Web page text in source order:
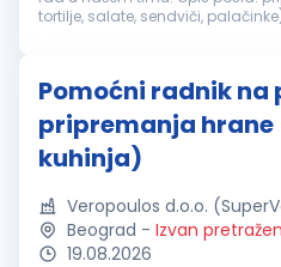
tortilje, salate, sendviči,
Pomoćni radnik na
pripremanja
kuhinja)
Veropoulos d.o.o.
Beograd - Izvan
19.08.2026